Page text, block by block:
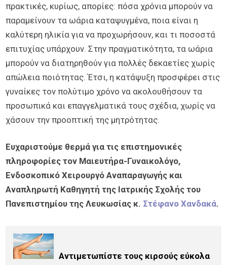
πρακτικές, κυρίως, απορίες: πόσα χρόνια μπορούν να
παραμείνουν τα ωάρια καταψυγμένα, ποια είναι η
καλύτερη ηλικία για να προχωρήσουν, και τι ποσοστά
επιτυχίας υπάρχουν. Στην πραγματικότητα, τα ωάρια
μπορούν να διατηρηθούν για πολλές δεκαετίες χωρίς
απώλεια ποιότητας. Έτσι, η κατάψυξη προσφέρει στις
γυναίκες τον πολύτιμο χρόνο να ακολουθήσουν τα
προσωπικά και επαγγελματικά τους σχέδια, χωρίς να
χάσουν την προοπτική της μητρότητας.
Ευχαριστούμε θερμά για τις επιστημονικές
πληροφορίες τον Μαιευτήρα-Γυναικολόγο,
Ενδοσκοπικό Χειρουργό Αναπαραγωγής και
Αναπληρωτή Καθηγητή της Ιατρικής Σχολής του
Πανεπιστημίου της Λευκωσίας κ. Στέφανο Χανδακά.
Αντιμετωπίστε τους κιρσούς εύκολα